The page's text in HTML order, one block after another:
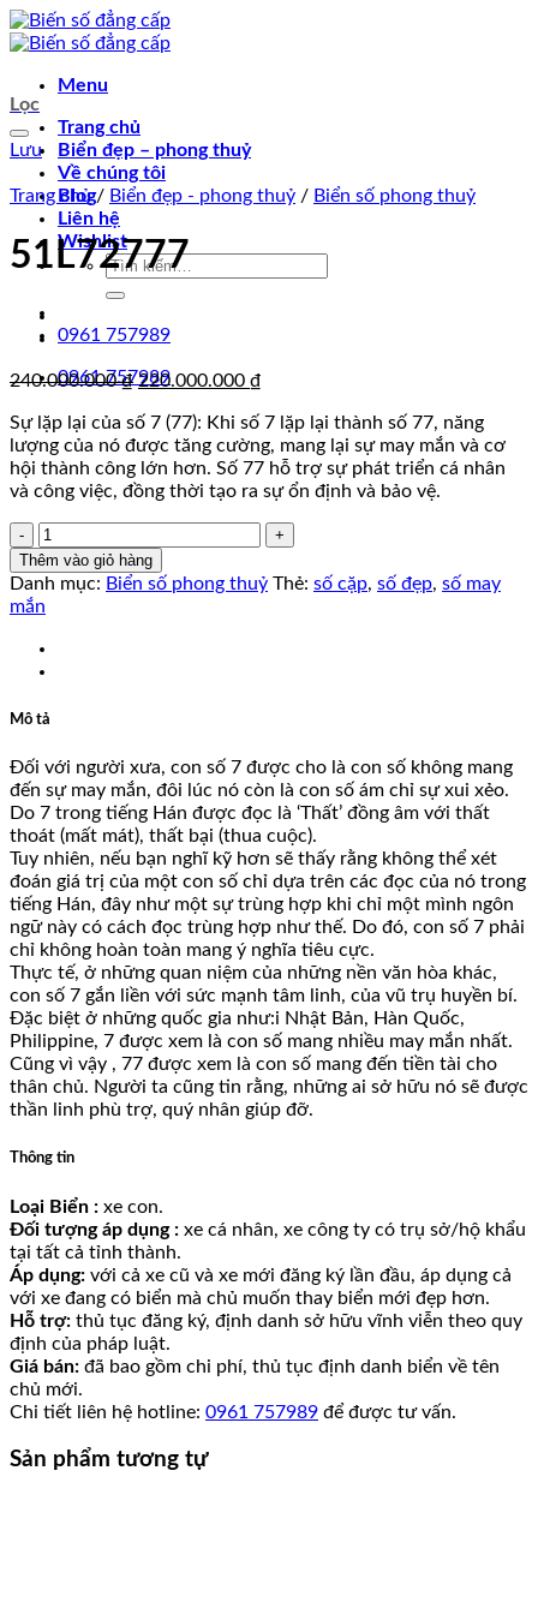
Chuyển
đến
dung
Menu
Trang chủ
Biển đẹp – phong thuỷ
Về chúng tôi
Blog
Liên hệ
Wishlist
Tìm
0961 757989
0961 757989
Lọc
Lưu
Trang chủ / Biển đẹp - phong thuỷ / Biển số phong thuỷ
51L72777
240.000.000₫ Giá
là:
240.000.000 ₫.
220.000.000 ₫
tại
là:
220.000.000 ₫.
Sự lặp lại của số 7 (77): Khi số 7 lặp lại thành số 77, năng
lượng của nó được tăng cường, mang lại sự may mắn và cơ
hội thành công lớn hơn. Số 77 hỗ trợ sự phát triển cá nhân
và công việc, đồng thời tạo ra sự ổn định và bảo vệ.
51L72777
số
lượng
Thêm vào giỏ hàng
Danh mục: Biển số phong thuỷ Thẻ: số cặp, số đẹp, số may
mắn
Mô tả
Đối với người xưa, con số 7 được cho là con số không mang
đến sự may mắn, đôi lúc nó còn là con số ám chỉ sự xui xẻo.
Do 7 trong tiếng Hán được đọc là ‘Thất’ đồng âm với thất
thoát (mất mát), thất bại (thua cuộc).
Tuy nhiên, nếu bạn nghĩ kỹ hơn sẽ thấy rằng không thể xét
đoán giá trị của một con số chỉ dựa trên các đọc của nó trong
tiếng Hán, đây như một sự trùng hợp khi chỉ một mình ngôn
ngữ này có cách đọc trùng hợp như thế. Do đó, con số 7 phải
chỉ không hoàn toàn mang ý nghĩa tiêu cực.
Thực tế, ở những quan niệm của những nền văn hòa khác,
con số 7 gắn liền với sức mạnh tâm linh, của vũ trụ huyền bí.
Đặc biệt ở những quốc gia như:i Nhật Bản, Hàn Quốc,
Philippine, 7 được xem là con số mang nhiều may mắn nhất.
Cũng vì vậy , 77 được xem là con số mang đến tiền tài cho
thân chủ. Người ta cũng tin rằng, những ai sở hữu nó sẽ được
thần linh phù trợ, quý nhân giúp đỡ.
Thông tin
Loại Biển : xe con.
Đối tượng áp dụng : xe cá nhân, xe công ty có trụ sở/hộ khẩu
tại tất cả tỉnh thành.
Áp dụng: với cả xe cũ và xe mới đăng ký lần đầu, áp dụng cả
với xe đang có biển mà chủ muốn thay biển mới đẹp hơn.
Hỗ trợ: thủ tục đăng ký, định danh sở hữu vĩnh viễn theo quy
định của pháp luật.
Giá bán: đã bao gồm chi phí, thủ tục định danh biển về tên
chủ mới.
Chi tiết liên hệ hotline: 0961 757989 để được tư vấn.
Sản phẩm tương tự